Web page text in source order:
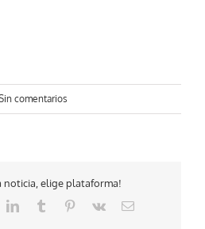
comentarios
noticia, elige plataforma!
LinkedInTumblr Pinterest
Vk
Correo